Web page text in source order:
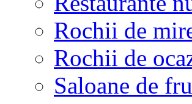
Rochii de
Rochii de
Saloane de